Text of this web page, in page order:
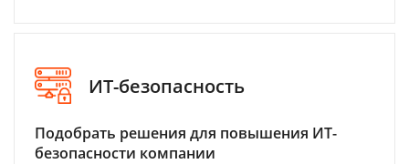
ИТ-безопасность
Подобрать решения для повышения ИТ-
безопасности компании